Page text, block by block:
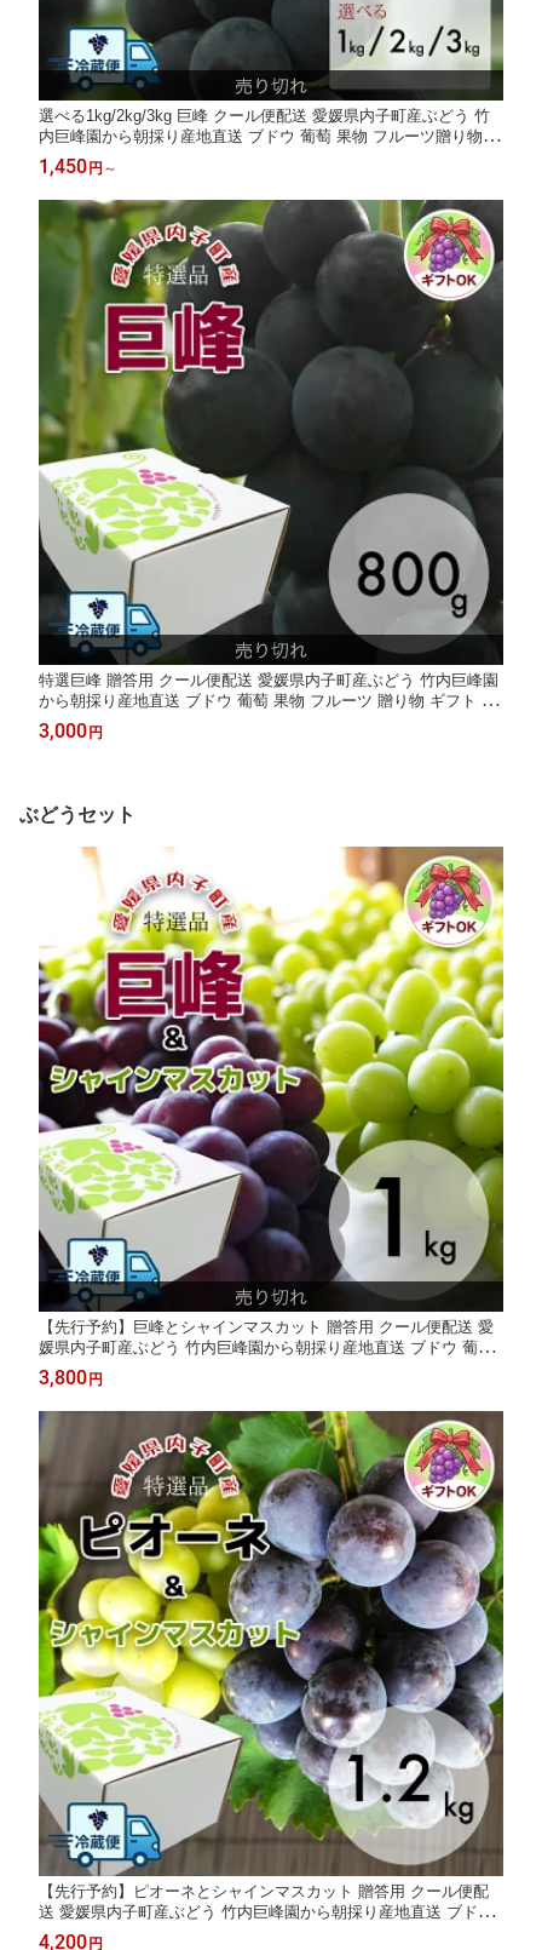
選べる1kg/2kg/3kg 巨峰 クール便配送 愛媛県内子町産ぶどう 竹
内巨峰園から朝採り産地直送 ブドウ 葡萄 果物 フルーツ贈り物 ギ
フト ご家庭用 農家直送 ※8月上旬から8月下旬頃出荷予定
1,450 円 ～
特選巨峰 贈答用 クール便配送 愛媛県内子町産ぶどう 竹内巨峰園
から朝採り産地直送 ブドウ 葡萄 果物 フルーツ 贈り物 ギフト 夏
ギフト 農家直送 ※8月上旬から8月下旬頃出荷予定
3,000 円
ぶどうセット
【先行予約】巨峰とシャインマスカット 贈答用 クール便配送 愛
媛県内子町産ぶどう 竹内巨峰園から朝採り産地直送 ブドウ 葡萄
果物 フルーツ 贈り物 ギフト 夏ギフト 農家直送 ※8月中旬から8
月下旬頃出荷予定
3,800 円
【先行予約】ピオーネとシャインマスカット 贈答用 クール便配
送 愛媛県内子町産ぶどう 竹内巨峰園から朝採り産地直送 ブドウ
葡萄 果物 フルーツ 贈り物 ギフト 夏ギフト 農家直送 ※8月中旬
4,200 円